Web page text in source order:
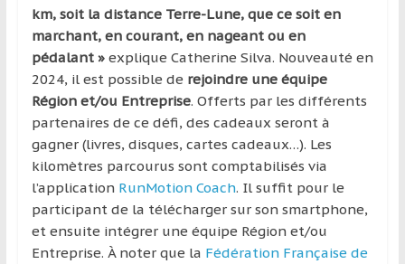
km, soit la distance Terre-Lune, que ce soit en
marchant, en courant, en nageant ou en
pédalant »explique Catherine Silva. Nouveauté en
2024, il est possible de rejoindre une équipe
Région et/ou Entreprise. Offerts par les différents
partenaires de ce défi, des cadeaux seront à
gagner (livres, disques, cartes cadeaux…). Les
kilomètres parcourus sont comptabilisés via
l’application RunMotion Coach. Il suffit pour le
participant de la télécharger sur son smartphone,
et ensuite intégrer une équipe Région et/ou
Entreprise. À noter que la Fédération Française de